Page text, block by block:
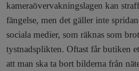
kameraövervakningslagen kan
fängelse, men det gäller inte
sociala medier, som räknas som
tystnadsplikten. Oftast får butiken
att man ska ta bort bilderna från